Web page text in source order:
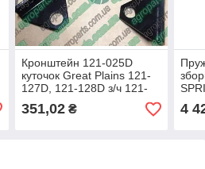
Кронштейн 121-025D
куточок Great Plains 121-
127D, 121-128D з/ч 121-
CASTING CLIP 121-011
351,02₴ 4